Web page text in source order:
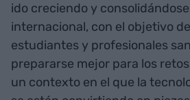
ido creciendo y
internacional, con el objetivo
estudiantes y profesionales
prepararse mejor para los
un contexto en el que la